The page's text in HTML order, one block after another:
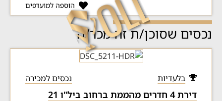
הוספה למועדפים
נכסים שסוכן/ת זה מכר/ה
בלעדיות נכסים למכירה
דירת 4 חדרים מהממת ברחוב ביל"ו 21